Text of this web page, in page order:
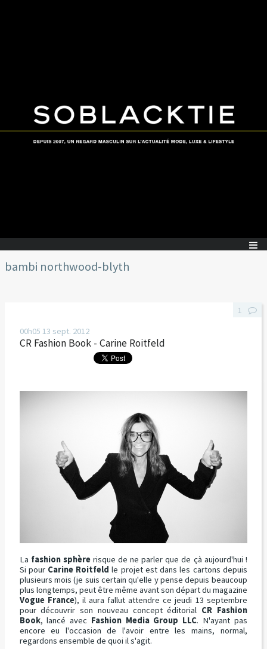
bambi northwood-blyth
00h05 13 sept. 2012
CR Fashion Book - Carine Roitfeld
La fashion sphèrerisque de ne parler que de çà aujourd'hui !
Si pour Carine Roitfeld le projet est dans les cartons depuis
plusieurs mois (je suis certain qu'elle y pense depuis beaucoup
plus longtemps, peut être même avant son départ du magazine
Vogue France), il aura fallut attendre ce jeudi 13 septembre
pour découvrir son nouveau concept éditorial CR Fashion
Book, lancé avec Fashion Media Group LLC. N'ayant pas
encore eu l'occasion de l'avoir entre les mains, normal,
regardons ensemble de quoi il s'agit.
1